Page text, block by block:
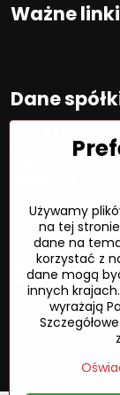
Ważne linki
Dane
00692468
wstawić numer: 6/L
Sposób płatności
Oświadczenie
Używamy
na tej
dane na
korzystać z
dane mogą
innych
wyrażają